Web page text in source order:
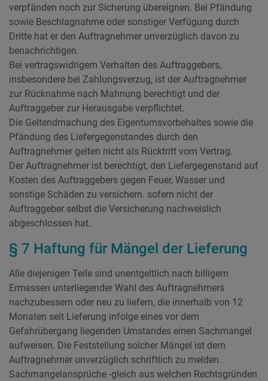
verpfänden noch zur Sicherung übereignen. Bei Pfändung
sowie Beschlagnahme oder sonstiger Verfügung durch
Dritte hat er den Auftragnehmer unverzüglich davon zu
benachrichtigen.
Bei vertragswidrigem Verhalten des Auftraggebers,
insbesondere bei Zahlungsverzug, ist der Auftragnehmer
zur Rücknahme nach Mahnung berechtigt und der
Auftraggeber zur Herausgabe verpflichtet.
Die Geltendmachung des Eigentumsvorbehaltes sowie die
Pfändung des Liefergegenstandes durch den
Auftragnehmer gelten nicht als Rücktritt vom Vertrag.
Der Auftragnehmer ist berechtigt, den Liefergegenstand auf
Kosten des Auftraggebers gegen Feuer, Wasser und
sonstige Schäden zu versichern. sofern nicht der
Auftraggeber selbst die Versicherung nachweislich
abgeschlossen hat.
§ 7 Haftung für Mängel der Lieferung
Alle diejenigen Teile sind unentgeltlich nach billigem
Ermessen unterliegender Wahl des Auftragnehmers
nachzubessern oder neu zu liefern, die innerhalb von 12
Monaten seit Lieferung infolge eines vor dem
Gefahrübergang liegenden Umstandes einen Sachmangel
aufweisen. Die Feststellung solcher Mängel ist dem
Auftragnehmer unverzüglich schriftlich zu melden.
Sachmangelansprüche -gleich aus welchen Rechtsgründen